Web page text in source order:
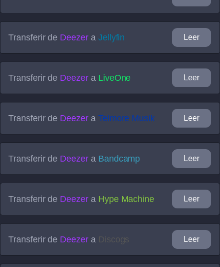
Transferir de Deezera Jellyfin Leer
Transferir de Deezera LiveOne Leer
Transferir de Deezera Telmore Musik Leer
Transferir de Deezera Bandcamp Leer
Transferir de Deezera Hype Machine Leer
Transferir de Deezera Discogs Leer